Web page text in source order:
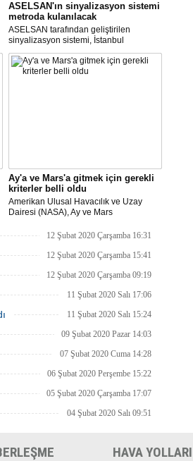
ASELSAN'ın sinyalizasyon sistemi
metroda kulanılacak
ASELSAN tarafından geliştirilen
sinyalizasyon sistemi, İstanbul
metrosunda kullanılacak.
Ay'a ve Mars'a gitmek için gerekli
kriterler belli oldu
Amerikan Ulusal Havacılık ve Uzay
Dairesi (NASA), Ay ve Mars
için ilan verdi.12 Şubat 2020 Çarşamba 16:31
12 Şubat 2020 Çarşamba 15:41
12 Şubat 2020 Çarşamba 09:19
11 Şubat 2020 Salı 17:06
11 Şubat 2020 Salı 15:24
09 Şubat 2020 Pazar 14:03
07 Şubat 2020 Cuma 14:28
06 Şubat 2020 Perşembe 15:22
05 Şubat 2020 Çarşamba 17:07
04 Şubat 2020 Salı 09:51
HAVA YOLLARI